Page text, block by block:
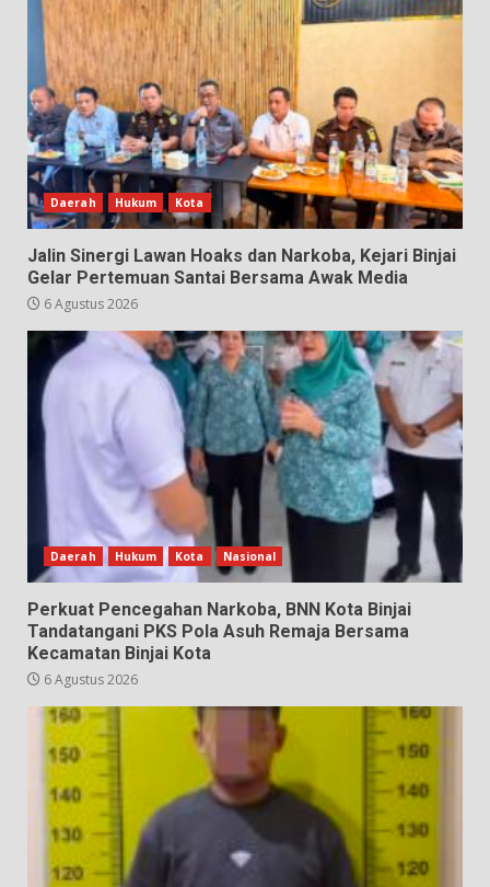
Daerah Hukum Kota
Jalin Sinergi Lawan Hoaks dan Narkoba, Kejari Binjai
Gelar Pertemuan Santai Bersama Awak Media
6 Agustus 2026
Daerah Hukum Kota Nasional
Perkuat Pencegahan Narkoba, BNN Kota Binjai
Tandatangani PKS Pola Asuh Remaja Bersama
Kecamatan Binjai Kota
6 Agustus 2026